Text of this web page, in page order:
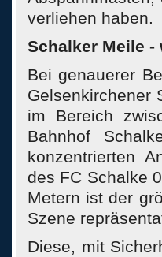
verliehen haben.
Schalker Meile
Bei genauerer
Gelsenkirchener
im Bereich
Bahnhof
konzentrierten
des FC Schalke
Metern ist der
Szene
Diese, mit